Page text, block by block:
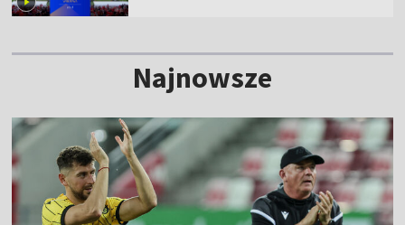
Najnowsze